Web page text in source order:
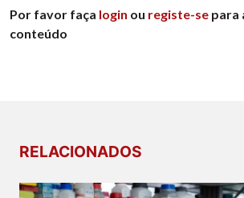
Por favor faça login ou registe-se para
conteúdo
RELACIONADOS